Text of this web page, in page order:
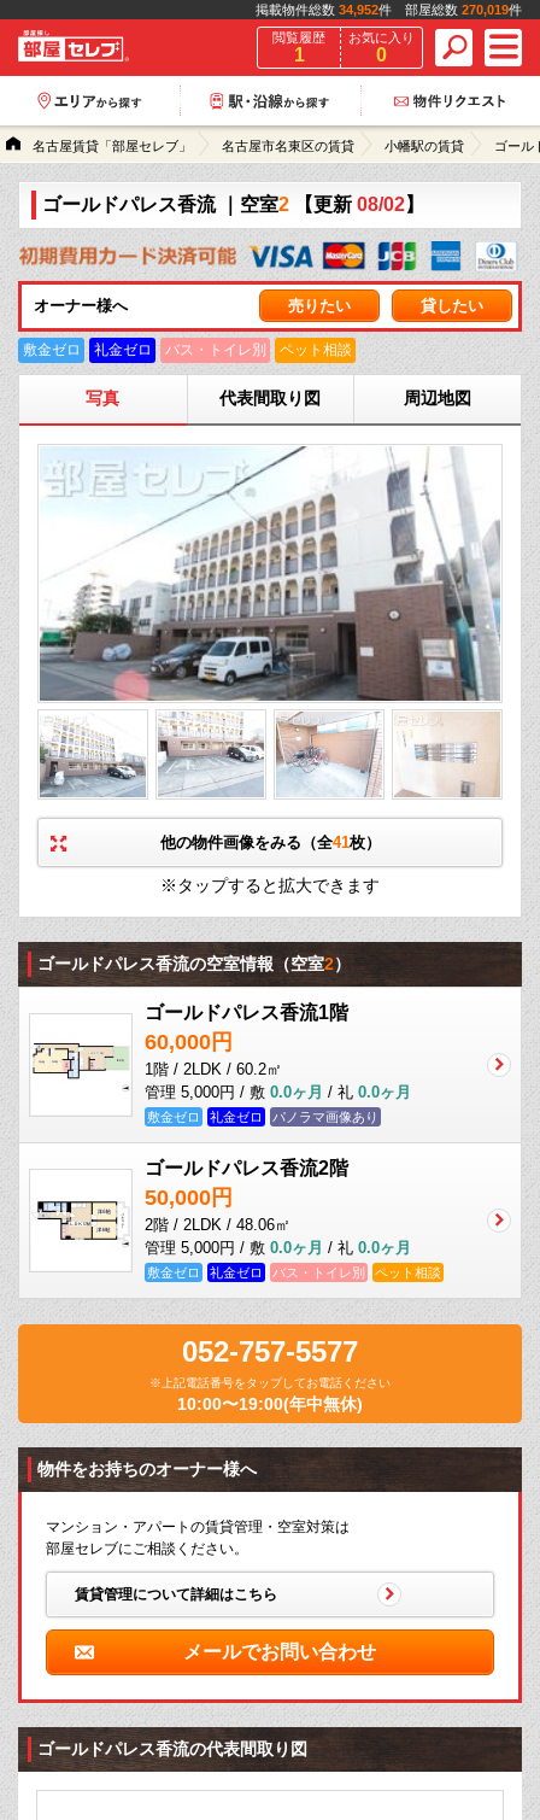
掲載物件総数 34,952件 部屋総数 270,019件
閲覧履歴
1
お気に入り
0
名古屋賃貸「部屋セレブ」 名古屋市名東区の賃貸 小幡駅の賃貸 ゴール
ゴールドパレス香流 ｜空室2 【更新 08/02】
オーナー様へ 売りたい 貸したい
敷金ゼロ 礼金ゼロ バス・トイレ別 ペット相談
写真 代表間取り図 周辺地図
他の物件画像をみる（全41枚）
※タップすると拡大できます
ゴールドパレス香流の空室情報（空室2）
ゴールドパレス香流1階
60,000円
1階 / 2LDK / 60.2㎡
管理 5,000円 / 敷 0.0ヶ月 / 礼 0.0ヶ月
敷金ゼロ 礼金ゼロ パノラマ画像あり
ゴールドパレス香流2階
50,000円
2階 / 2LDK / 48.06㎡
管理 5,000円 / 敷 0.0ヶ月 / 礼 0.0ヶ月
敷金ゼロ 礼金ゼロ バス・トイレ別 ペット相談
052-757-5577
※上記電話番号をタップしてお電話ください
10:00〜19:00(年中無休)
物件をお持ちのオーナー様へ
マンション・アパートの賃貸管理・空室対策は
部屋セレブにご相談ください。
賃貸管理について詳細はこちら
メールでお問い合わせ
ゴールドパレス香流の代表間取り図